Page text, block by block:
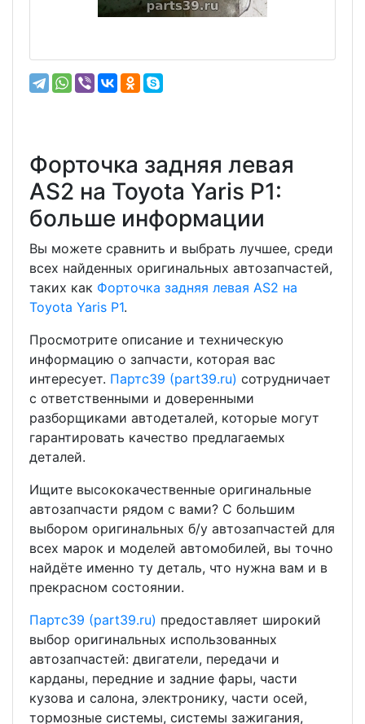
Форточка задняя левая
АS2 на Toyota Yaris P1:
больше информации
Вы можете сравнить и выбрать лучшее, среди
всех найденных оригинальных автозапчастей,
таких как Форточка задняя левая АS2 на
Toyota Yaris P1.
Просмотрите описание и техническую
информацию о запчасти, которая вас
интересует. Партс39 (part39.ru) сотрудничает
с ответственными и доверенными
разборщиками автодеталей, которые могут
гарантировать качество предлагаемых
деталей.
Ищите высококачественные оригинальные
автозапчасти рядом с вами? С большим
выбором оригинальных б/у автозапчастей для
всех марок и моделей автомобилей, вы точно
найдёте именно ту деталь, что нужна вам и в
прекрасном состоянии.
Партс39 (part39.ru) предоставляет широкий
выбор оригинальных использованных
автозапчастей: двигатели, передачи и
карданы, передние и задние фары, части
кузова и салона, электронику, части осей,
тормозные системы, системы зажигания,